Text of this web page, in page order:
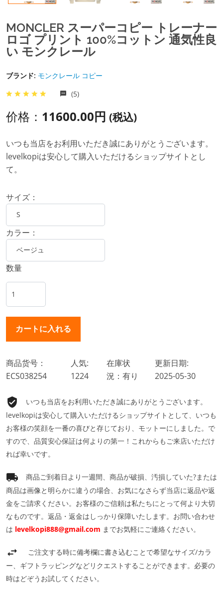
MONCLER スーパーコピー トレーナー
ロゴ プリント 100%コットン 通気性良
い モンクレール
ブランド: モンクレール コピー
(5)
价格： 11600.00円 (税込)
いつも当店をお利用いただき誠にありがとうございます。
levelkopiは安心して購入いただけるショップサイトとし
て。
サイズ：
カラー：
数量
商品货号：
ECS038254
人気:
1224
在庫状
況：有り
更新日期:
2025-05-30
いつも当店をお利用いただき誠にありがとうございます。
levelkopiは安心して購入いただけるショップサイトとして、いつも
お客様の笑顔を一番の喜びと存じており、モットーにしました。で
すので、品質安心保証は何よりの第一！これからもご来店いただけ
れば幸いです。
商品ご到着日より一週間、商品が破損、汚損していた?または
商品は画像と明らかに違うの場合、お気になさらず当店に返品や返
金をご請求ください。お客様のご信頼は私たちにとって何より大切
なものです。返品・返金はしっかり保障いたします。お問い合わせ
は levelkopi888@gmail.com までお気軽にご連絡ください。
ご注文する時に備考欄に書き込むことで希望なサイズ/カラ
ー、ギフトラッピングなどリクエストすることができます。必要の
時はどぞうお試してください。